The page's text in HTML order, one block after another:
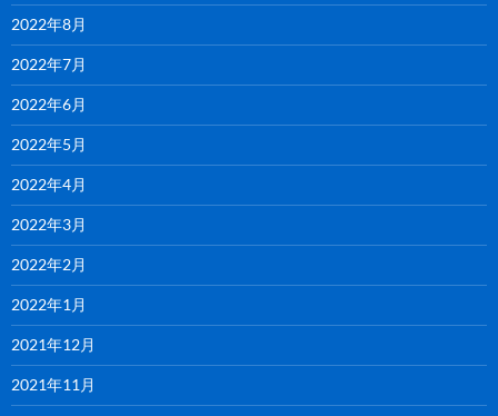
2022年8月
2022年7月
2022年6月
2022年5月
2022年4月
2022年3月
2022年2月
2022年1月
2021年12月
2021年11月